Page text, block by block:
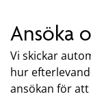
Ansöka
Vi skickar
hur
ansökan för att